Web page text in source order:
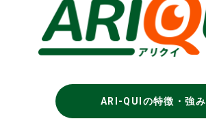
ARI-QUIの特徴・強み